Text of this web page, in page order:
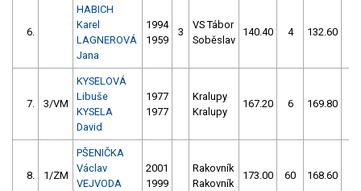
6.
HABICH
Karel
LAGNEROVÁ
Jana
1994
1959
3
VS Tábor
Soběslav
140.40 4 132.60
7. 3/VM
KYSELOVÁ
Libuše
KYSELA
David
1977
1977
Kralupy
Kralupy
167.20 6 169.80
8. 1/ZM
PŠENIČKA
Václav
VEJVODA
2001
1999
Rakovník
Rakovník
173.00 60 168.60